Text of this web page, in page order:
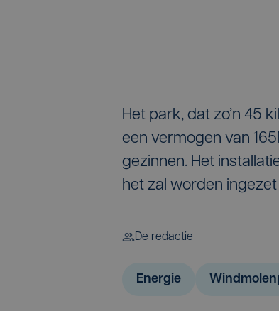
Het park, dat zo’n 45
een vermogen van
gezinnen. Het
het zal worden
De redactie
Energie